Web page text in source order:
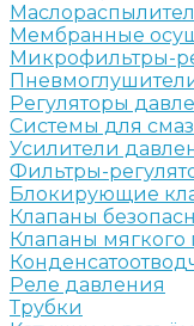
Мембранные
Микрофильтры-
Регуляторы
Системы для
Усилители
Фильтры-
Блокирующие
Клапаны
Клапаны мягкого
Реле давления
Трубки